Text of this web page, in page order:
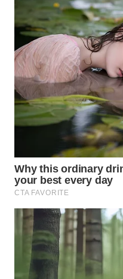
WAHANA
TRAVEL
WAHANA
TV
WAHANANEWS
ID
WAHANANEWS
CO ID
WAHANANEWS
WAHANA
SPORT